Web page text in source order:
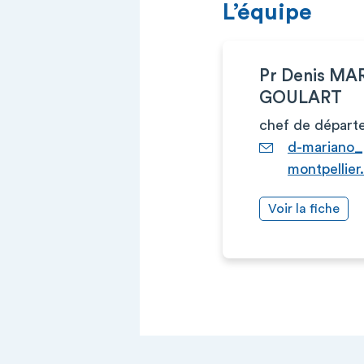
L’équipe
Pr Denis
GOULART
chef de
d-
Voir la fiche